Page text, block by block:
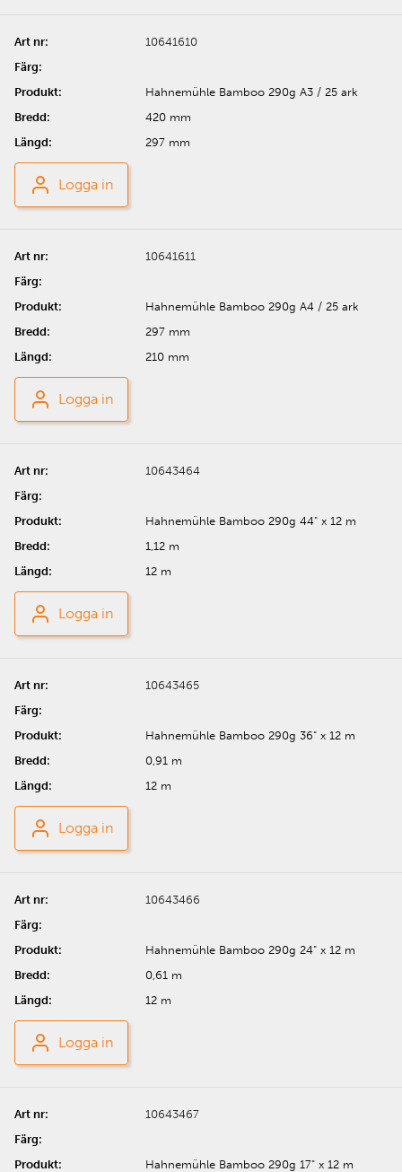
10641610
Hahnemühle Bamboo 290g A3 / 25 ark
420 mm
297 mm
Logga in
10641611
Hahnemühle Bamboo 290g A4 / 25 ark
297 mm
210 mm
Logga in
10643464
Hahnemühle Bamboo 290g 44" x 12 m
1,12 m
12 m
Logga in
10643465
Hahnemühle Bamboo 290g 36" x 12 m
0,91 m
12 m
Logga in
10643466
Hahnemühle Bamboo 290g 24" x 12 m
0,61 m
12 m
Logga in
10643467
Hahnemühle Bamboo 290g 17" x 12 m